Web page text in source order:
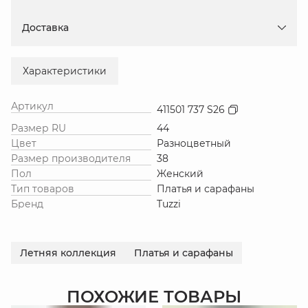
Доставка
Характеристики
Артикул
411501 737 S26
Размер RU
44
Цвет
Разноцветный
Размер производителя
38
Пол
Женский
Тип товаров
Платья и сарафаны
Бренд
Tuzzi
Летняя коллекция Платья и сарафаны
ПОХОЖИЕ ТОВАРЫ